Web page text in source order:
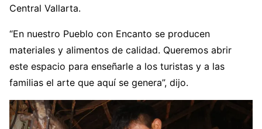
Central Vallarta.
“En nuestro Pueblo con Encanto se producen
materiales y alimentos de calidad. Queremos abrir
este espacio para enseñarle a los turistas y a las
familias el arte que aquí se genera”, dijo.